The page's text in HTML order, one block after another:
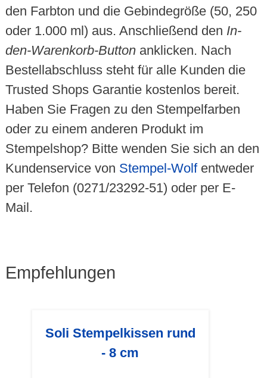
den Farbton und die Gebindegröße (50, 250
oder 1.000 ml) aus. Anschließend den In-
den-Warenkorb-Buttonanklicken. Nach
Bestellabschluss steht für alle Kunden die
Trusted Shops Garantie kostenlos bereit.
Haben Sie Fragen zu den Stempelfarben
oder zu einem anderen Produkt im
Stempelshop? Bitte wenden Sie sich an den
Kundenservice von Stempel-Wolfentweder
per Telefon (0271/23292-51) oder per E-
Mail.
Empfehlungen
Soli Stempelkissen rund
- 8 cm